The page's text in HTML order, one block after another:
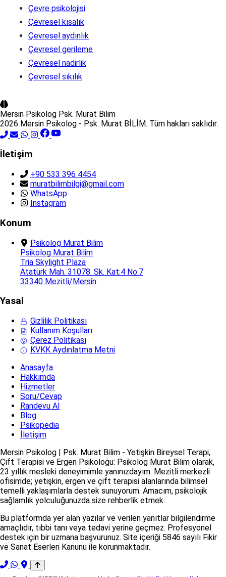
Çevre psikolojisi
Çevresel kısalık
Çevresel aydınlık
Çevresel gerileme
Çevresel nadirlik
Çevresel sıkılık
Mersin Psikolog Psk. Murat Bilim
2026 Mersin Psikolog - Psk. Murat BİLİM. Tüm hakları saklıdır.
İletişim
+90 533 396 4454
muratbilimbilgi@gmail.com
WhatsApp
Instagram
Konum
Psikolog Murat Bilim
Psikolog Murat Bilim
Tria Skylight Plaza
Atatürk Mah. 31078. Sk. Kat:4 No:7
33340 Mezitli/Mersin
Yasal
Gizlilik Politikası
Kullanım Koşulları
Çerez Politikası
KVKK Aydınlatma Metni
Anasayfa
Hakkımda
Hizmetler
Soru/Cevap
Randevu Al
Blog
Psikopedia
İletişim
Mersin Psikolog | Psk. Murat Bilim - Yetişkin Bireysel Terapi,
Çift Terapisi ve Ergen Psikoloğu: Psikolog Murat Bilim olarak,
23 yıllık mesleki deneyimimle yanınızdayım. Mezitli merkezli
ofisimde; yetişkin, ergen ve çift terapisi alanlarında bilimsel
temelli yaklaşımlarla destek sunuyorum. Amacım, psikolojik
sağlamlık yolculuğunuzda size rehberlik etmek.
Bu platformda yer alan yazılar ve verilen yanıtlar bilgilendirme
amaçlıdır, tıbbi tanı veya tedavi yerine geçmez. Profesyonel
destek için bir uzmana başvurunuz. Site içeriği 5846 sayılı Fikir
ve Sanat Eserleri Kanunu ile korunmaktadır.